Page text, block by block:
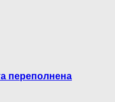
переполнена